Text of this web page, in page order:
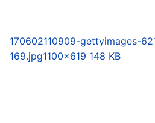
170602110909-gettyimages-
169.jpg1100×619 148 KB